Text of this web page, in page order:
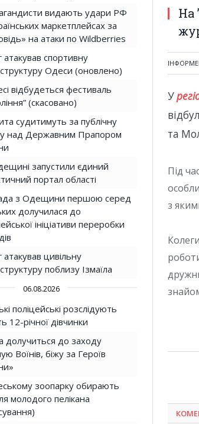
видають удари РФ
маркетплейсах за
на атаки по Wildberries
атакував спортивну
Одеси (оновлено)
відбудеться фестиваль
(скасовано)
судитимуть за публічну
над Державним Прапором
запустили єдиний
портал області
з Одещини першою серед
долучилася до
ініціативи переробки
атакував цивільну
поблизу Ізмаїла
06.08.2026
поліцейські розслідують
12-річної дівчинки
долучиться до заходу
Воїнів, біжу за Героїв
зоопарку обирають
молодого пелікана
На
У
та
Під
з